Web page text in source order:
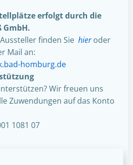
erfolgt durch die
GmbH.
finden Sie hieroder
Mail an:
homburg.de
Wir freuen uns
Zuwendungen auf das Konto
1081 07